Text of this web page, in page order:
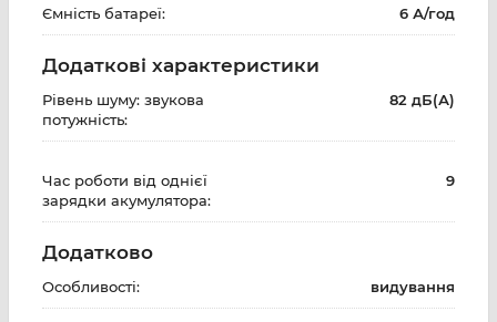
Ємність батареї: 6 А/год
Додаткові характеристики
Рівень шуму: звукова
потужність:
82 дБ(А)
Час роботи від однієї
зарядки акумулятора:
9
Додатково
Особливості: видування